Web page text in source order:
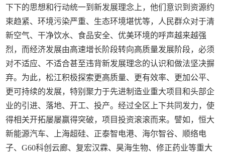
下下的思想和行动统一到新发展理念上，他们意识到资源约
束趋紧、环境污染严重、生态环境堪忧等，人民群众对于清
新空气、干净饮水、食品安全、优美环境的呼声越来越强
烈，而经济发展由高速增长阶段转向高质量发展阶段，必须
对不适应、不适合甚至违背新发展理念的认识和做法坚决摒
弃。为此，松江积极探索更高质量、更有效率、更加公平、
更可持续的发展，特别聚力于先进制造业重大项目和头部企
业的引进、落地、开工、投产。经过全区上下共同发力，使
得相关开拓屡屡赢得突破，项目投资滚滚而来。譬如，恒大
新能源汽车、上海超硅、正泰智电港、海尔智谷、顺络电
子、G60科创云廊、复宏汉霖、昊海生物、修正药业等重大